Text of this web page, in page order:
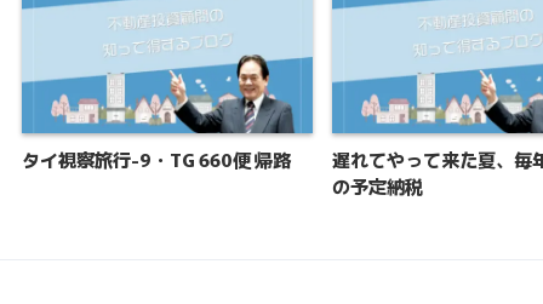
タイ視察旅行-9・TG 660便 帰路
遅れてやって来た夏、毎
の予定納税